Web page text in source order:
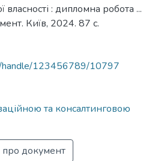
власності : дипломна робота ...
Київ, 2024. 87 с.
handle/123456789/10797
та консалтинговою
документ